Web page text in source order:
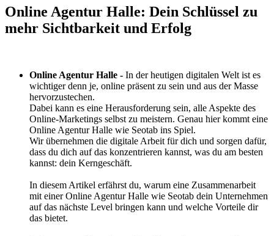
Online Agentur Halle: Dein Schlüssel zu
mehr Sichtbarkeit und Erfolg
Online Agentur Halle - In der heutigen digitalen Welt ist es
wichtiger denn je, online präsent zu sein und aus der Masse
hervorzustechen.
Dabei kann es eine Herausforderung sein, alle Aspekte des
Online-Marketings selbst zu meistern. Genau hier kommt eine
Online Agentur Halle wie Seotab ins Spiel.
Wir übernehmen die digitale Arbeit für dich und sorgen dafür,
dass du dich auf das konzentrieren kannst, was du am besten
kannst: dein Kerngeschäft.
In diesem Artikel erfährst du, warum eine Zusammenarbeit
mit einer Online Agentur Halle wie Seotab dein Unternehmen
auf das nächste Level bringen kann und welche Vorteile dir
das bietet.